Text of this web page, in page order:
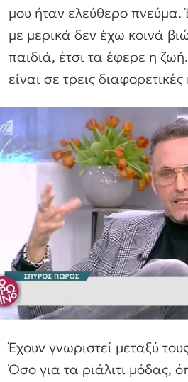
μου ήταν ελεύθερο πνεύμα.
με μερικά δεν έχω κοινά
παιδιά, έτσι τα έφερε η
είναι σε τρεις
Έχουν γνωριστεί μεταξύ
Όσο για τα ριάλιτι μόδας,